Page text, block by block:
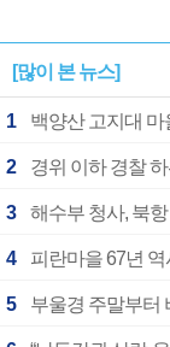
[많이 본 뉴스]
1 백양산 고지대
2 경위 이하 경찰
3 해수부 청사, 북
4 피란마을 67년
5 부울경 주말부터